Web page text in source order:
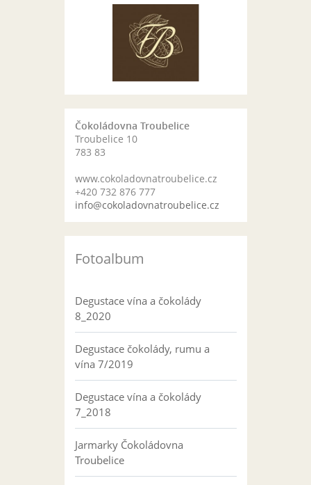
Čokoládovna Troubelice
Troubelice 10
783 83
www.cokoladovnatroubelice.cz
+420 732 876 777
info@cokoladovnatroubelice.cz
Fotoalbum
Degustace vína a čokolády
8_2020
Degustace čokolády, rumu a
vína 7/2019
Degustace vína a čokolády
7_2018
Jarmarky Čokoládovna
Troubelice